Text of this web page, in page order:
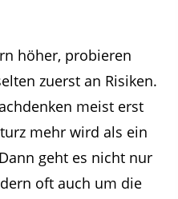
höher, probieren
zuerst an Risiken.
meist erst
mehr wird als ein
geht es nicht nur
oft auch um die